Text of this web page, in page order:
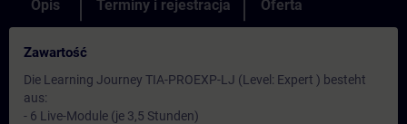
Opis Terminy i rejestracja Oferta
Zawartość
Die Learning Journey TIA-PROEXP-LJ (Level: Expert ) besteht
aus:
- 6 Live-Module (je 3,5 Stunden)